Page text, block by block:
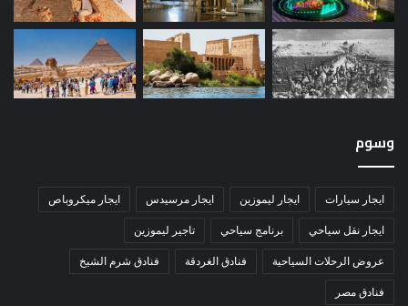
وسوم
ايجار سيارات ايجار ليموزين ايجار مرسيدس ايجار ميكروباص
ايجار نقل سياحي برنامج سياحي تاجير ليموزين
عروض الرحلات السياحية فنادق الغردقة فنادق شرم الشيخ
فنادق مصر